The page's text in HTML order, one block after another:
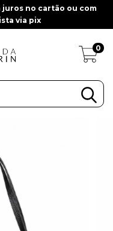
juros no cartão ou com
via pix
0